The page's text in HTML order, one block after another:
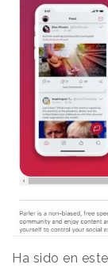
Ha sido en